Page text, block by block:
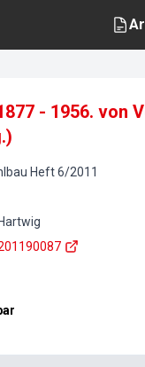
- 1956. von
Heft6/2011